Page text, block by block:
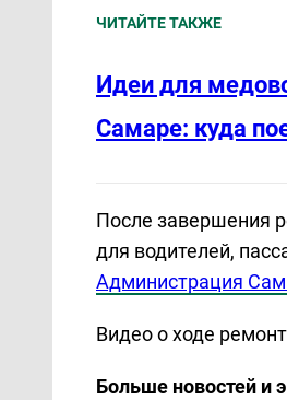
ЧИТАЙТЕ ТАКЖЕ
Идеи для
Самаре: куда
После завершения
для водителей,
Администрация
Видео о ходе
Больше новостей и